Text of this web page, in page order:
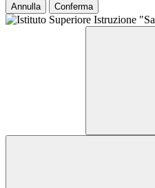
Annulla Conferma